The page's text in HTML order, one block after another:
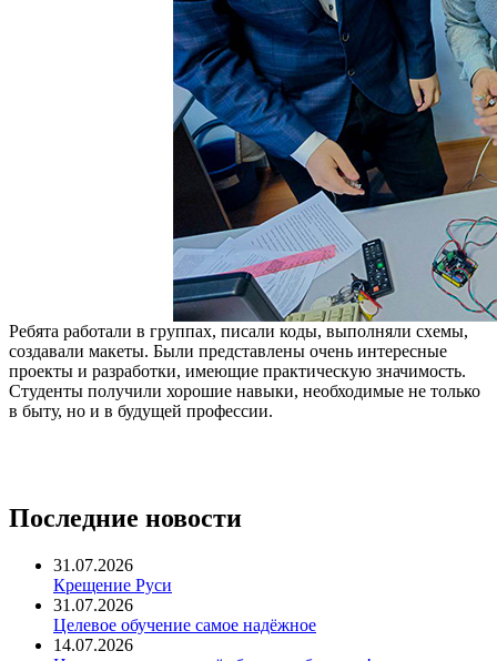
Ребята работали в группах, писали коды, выполняли схемы,
создавали макеты. Были представлены очень интересные
проекты и разработки, имеющие практическую значимость.
Студенты получили хорошие навыки, необходимые не только
в быту, но и в будущей профессии.
Последние новости
31.07.2026
Крещение Руси
31.07.2026
Целевое обучение самое надёжное
14.07.2026